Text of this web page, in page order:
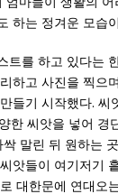
하는 정겨운 모습
트를 하고 있다는
하고 사진을 찍으
들기 시작했다. 씨
한 씨앗을 넣어 경
말린 뒤 원하는
앗들이 여기저기
대한문에 연대오